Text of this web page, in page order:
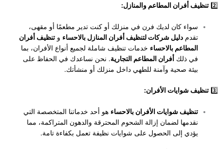
2️⃣ تنظيف أفران المطاعم والمنازل:
سواء كان لديك فرن في منزلك أو كنت تدير مطعمًا أو مقهى،
تقدمدليل شركات لتنظيف أفران المنازل بالاحساء وتنظيف أفران
المطاعم بالاحساء خدمات تنظيف شاملة لجميع أنواع الأفران، بما
في ذلك أفران المطاعم التجارية. نحن نساعدك في الحفاظ على
بيئة صحية وآمنة للطهي داخل منزلك أو منشأتك.
3️⃣ تنظيف شوايات الأفران:
تنظيف شوايات الأفران بالاحساء هو أحد خدماتنا المتخصصة التي
نقدمها لضمان إزالة الشحوم المحترقة والدهون المتراكمة، مما
يؤدي إلى الحصول على شوايات نظيفة تعمل بكفاءة تامة.